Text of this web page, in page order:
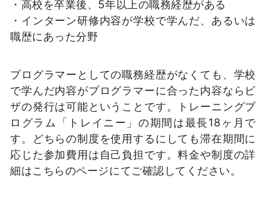
・高校を卒業後、5年以上の職務経歴がある
・インターン研修内容が学校で学んだ、あるいは
職歴にあった分野
プログラマーとしての職務経歴がなくても、学校
で学んだ内容がプログラマーに合った内容ならビ
ザの発行は可能ということです。トレーニングプ
ログラム「トレイニー」の期間は最長18ヶ月で
す。どちらの制度を使用するにしても滞在期間に
応じた参加費用は自己負担です。料金や制度の詳
細はこちらのページにてご確認してください。